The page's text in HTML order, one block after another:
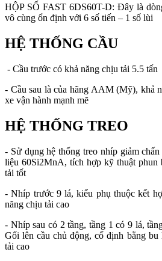
HỘP SỐ FAST 6DS60T-D: Đây là
vô cùng ổn định với 6 số tiến – 1 số lùi
HỆ THỐNG CẦU
- Cầu trước có khả năng chịu tải 5.5 tấn
- Cầu sau là của hãng AAM (Mỹ), khả
xe vận hành mạnh mẽ
HỆ THỐNG TREO
- Sử dụng hệ thống treo nhíp giảm
liệu 60Si2MnA, tích hợp kỹ thuật phun
tải tốt
- Nhíp trước 9 lá, kiểu phụ thuộc kết
năng chịu tải cao
- Nhíp sau có 2 tầng, tầng 1 có 9 lá,
Gối lên cầu chủ động, cố định bằng bu
tải cao